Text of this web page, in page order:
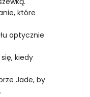
które
optycznie
kiedy
Jade, by